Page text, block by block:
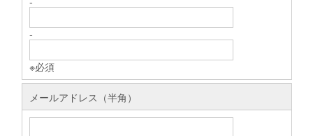
-
※必須
メールアドレス（半角）